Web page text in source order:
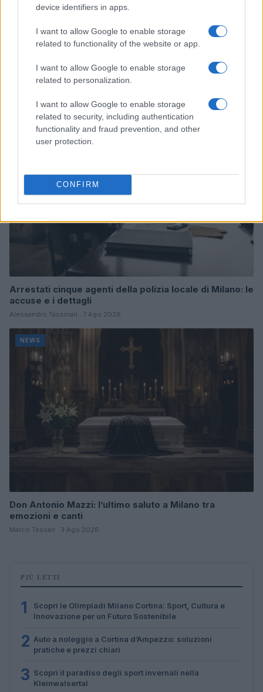
device identifiers in apps.
I want to allow Google to enable storage
related to functionality of the website or app.
I want to allow Google to enable storage
related to personalization.
I want to allow Google to enable storage
related to security, including authentication
functionality and fraud prevention, and other
user protection.
CONFIRM
Come scegliere le scarpe da running donna: comfort
e performance
Marco Tessari · 8 Ago 2026
NEWS
Arrestati cinque agenti della polizia locale di Milano: le
accuse e i dettagli
Alessandro Tassinari · 7 Ago 2026
NEWS
Don Antonio Mazzi: l’ultimo saluto a Milano tra
emozioni e canti
Marco Tessari · 3 Ago 2026
PIÙ LETTI
1
Scopri le Olimpiadi Milano Cortina: Sport, Cultura e
Innovazione per un Futuro Sostenibile
2 Auto a noleggio a Cortina d’Ampezzo: soluzioni
pratiche e prezzi chiari
3 Scopri il paradiso degli sport invernali nella
Kleinwalsertal